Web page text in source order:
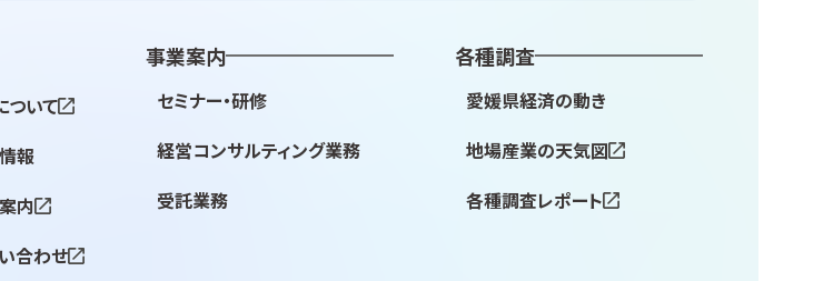
ついて
報
内
合わせ
事業案内
セミナー・研修
経営コンサルティング業務
受託業務
各種調査
愛媛県経済の動き
地場産業の天気図
各種調査レポート